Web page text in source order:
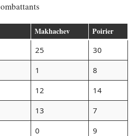
Makhachev Poirier
25
30
1
8
12
14
13
7
0 9